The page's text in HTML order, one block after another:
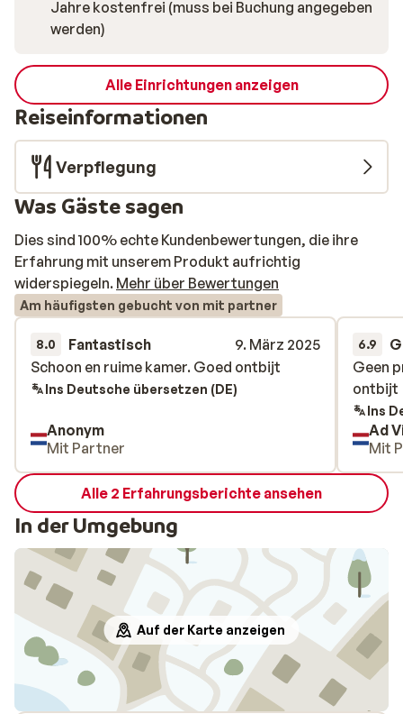
Jahre kostenfrei (muss bei Buchung angegeben
werden)
Alle Einrichtungen anzeigen
Reiseinformationen
Verpflegung
Was Gäste sagen
Dies sind 100% echte Kundenbewertungen, die ihre
Erfahrung mit unserem Produkt aufrichtig
widerspiegeln. Mehr über Bewertungen
Am häufigsten gebucht von mit partner
8.0 Fantastisch
9. März 2025
Schoon en ruime kamer. Goed ontbijt
Schoon en ruime kamer. Goed ontbijt
Ins Deutsche übersetzen (DE)
Anonym
Mit Partner
6.9
Geen
ontbijt
Geen
ontbijt
Ins
Ad
Mit
Alle 2 Erfahrungsberichte ansehen
In der Umgebung
Auf der Karte anzeigen